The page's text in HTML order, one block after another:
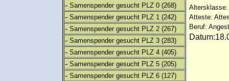
- Samenspender gesucht PLZ 0 (268)
- Samenspender gesucht PLZ 1 (242)
- Samenspender gesucht PLZ 2 (267)
- Samenspender gesucht PLZ 3 (283)
- Samenspender gesucht PLZ 4 (405)
- Samenspender gesucht PLZ 5 (205)
- Samenspender gesucht PLZ 6 (127)
Altersklasse:
Atteste:
Beruf: